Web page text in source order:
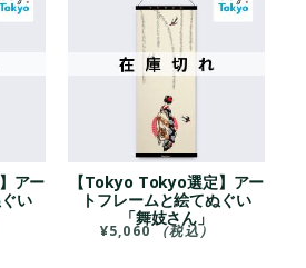
アー
い
【Tokyo Tokyo選定】アー
トフレームと絵てぬぐい
「舞妓さん」
¥5,060 （税込）